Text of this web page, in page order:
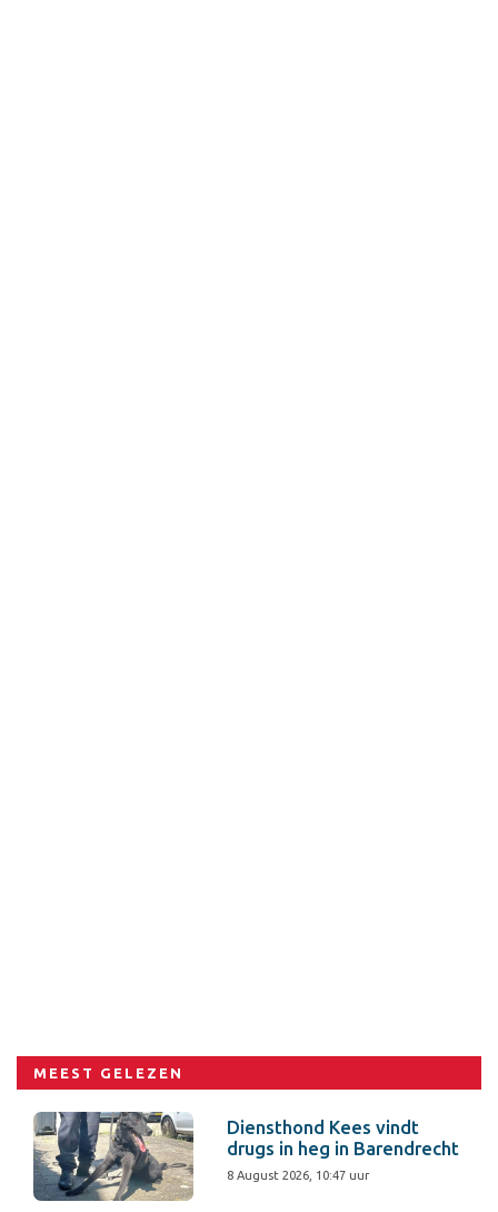
MEEST GELEZEN
Diensthond Kees vindt
drugs in heg in Barendrecht
8 August 2026, 10:47 uur